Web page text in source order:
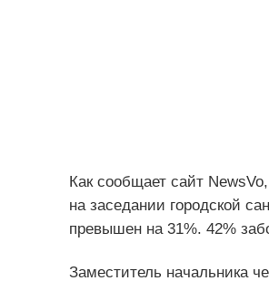
Как сообщает сайт
на заседании городской
превышен на 31%. 42%
Заместитель начальника